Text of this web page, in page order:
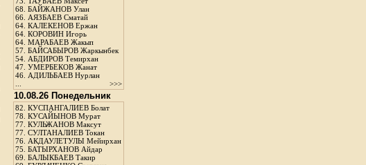
68. БАЙЖАНОВ Улан
66. АЯЗБАЕВ Сматай
64. КАЛЕКЕНОВ Ержан
64. КОРОВИН Игорь
64. МАРАБАЕВ Жакып
57. БАЙСАБЫРОВ Жаркынбек
54. АБДИРОВ Темирхан
47. УМЕРБЕКОВ Жанат
46. АДИЛЬБАЕВ Нурлан
>>>
10.08.26 Понедельник
82. КУСПАНГАЛИЕВ Болат
78. КУСАЙЫНОВ Мурат
77. КУЛЬЖАНОВ Максут
77. СУЛТАНАЛИЕВ Токан
76. АКДАУЛЕТУЛЫ Мейирхан
75. БАТЫРХАНОВ Айдар
69. БАЛЫКБАЕВ Такир